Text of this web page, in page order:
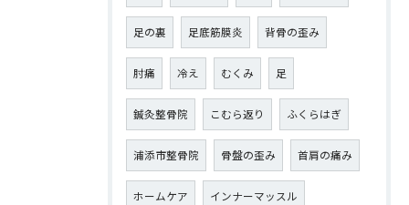
足の裏 足底筋膜炎 背骨の歪み
肘痛 冷え むくみ 足
鍼灸整骨院 こむら返り ふくらはぎ
浦添市整骨院 骨盤の歪み 首肩の痛み
ホームケア インナーマッスル